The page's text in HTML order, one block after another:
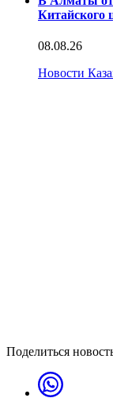
Китайского
08.08.26
Новости
Поделиться